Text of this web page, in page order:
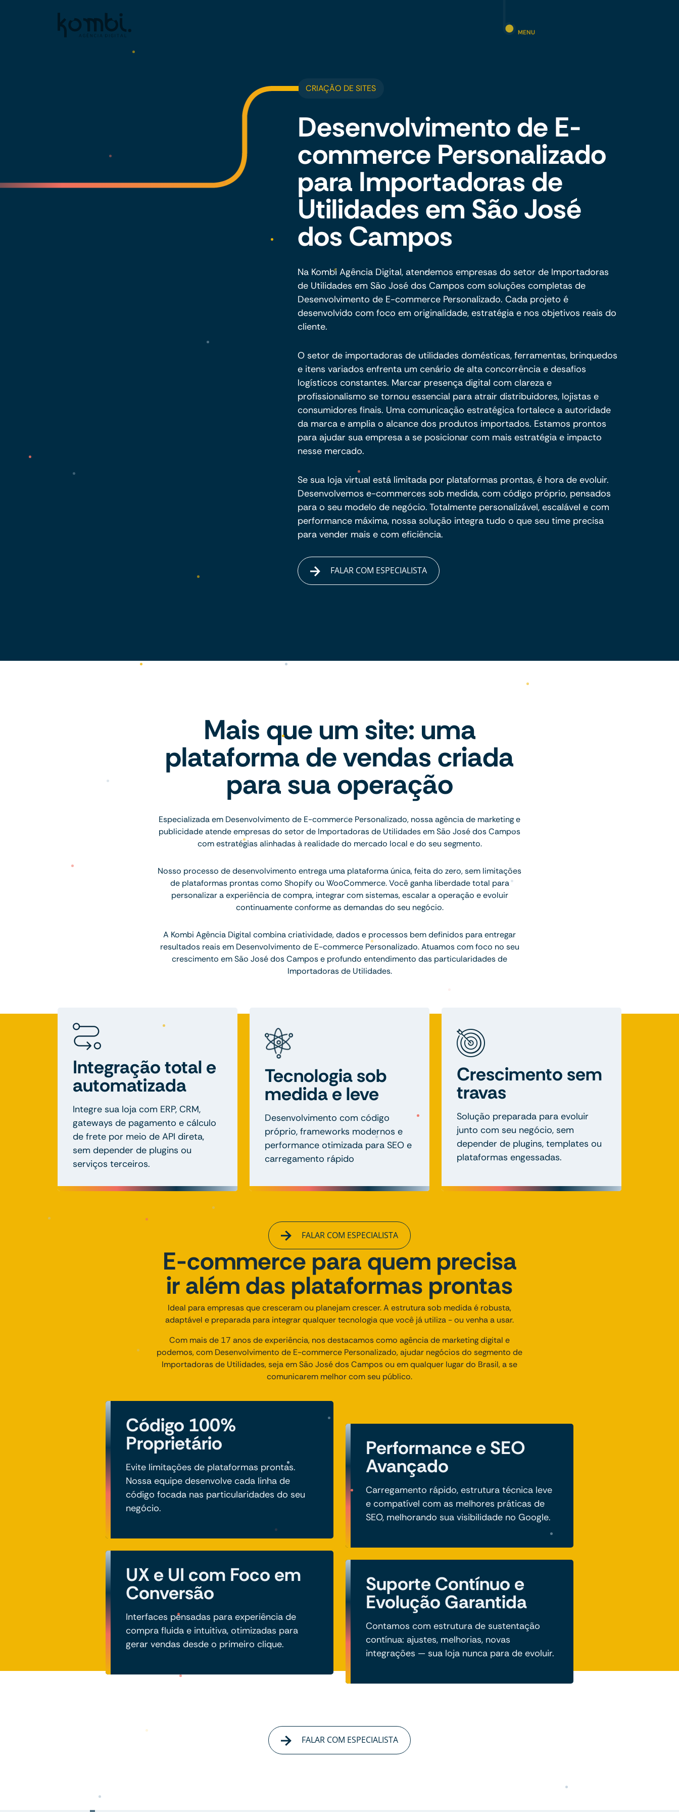
MENU
CRIAÇÃO DE SITES
Desenvolvimento de E-
commerce Personalizado
para Importadoras de
Utilidades em São José
dos Campos
Na Kombi Agência Digital, atendemos empresas do setor de Importadoras
de Utilidades em São José dos Campos com soluções completas de
Desenvolvimento de E-commerce Personalizado. Cada projeto é
desenvolvido com foco em originalidade, estratégia e nos objetivos reais do
cliente.
O setor de importadoras de utilidades domésticas, ferramentas, brinquedos
e itens variados enfrenta um cenário de alta concorrência e desafios
logísticos constantes. Marcar presença digital com clareza e
profissionalismo se tornou essencial para atrair distribuidores, lojistas e
consumidores finais. Uma comunicação estratégica fortalece a autoridade
da marca e amplia o alcance dos produtos importados. Estamos prontos
para ajudar sua empresa a se posicionar com mais estratégia e impacto
nesse mercado.
Se sua loja virtual está limitada por plataformas prontas, é hora de evoluir.
Desenvolvemos e-commerces sob medida, com código próprio, pensados
para o seu modelo de negócio. Totalmente personalizável, escalável e com
performance máxima, nossa solução integra tudo o que seu time precisa
para vender mais e com eficiência.
FALAR COM ESPECIALISTA
Mais que um site: uma
plataforma de vendas criada
para sua operação
Especializada em Desenvolvimento de E-commerce Personalizado, nossa agência de marketing e
publicidade atende empresas do setor de Importadoras de Utilidades em São José dos Campos
com estratégias alinhadas à realidade do mercado local e do seu segmento.
Nosso processo de desenvolvimento entrega uma plataforma única, feita do zero, sem limitações
de plataformas prontas como Shopify ou WooCommerce. Você ganha liberdade total para
personalizar a experiência de compra, integrar com sistemas, escalar a operação e evoluir
continuamente conforme as demandas do seu negócio.
A Kombi Agência Digital combina criatividade, dados e processos bem definidos para entregar
resultados reais em Desenvolvimento de E-commerce Personalizado. Atuamos com foco no seu
crescimento em São José dos Campos e profundo entendimento das particularidades de
Importadoras de Utilidades.
Integração total e
automatizada
Integre sua loja com ERP, CRM,
gateways de pagamento e cálculo
de frete por meio de API direta,
sem depender de plugins ou
serviços terceiros.
Tecnologia sob
medida e leve
Desenvolvimento com código
próprio, frameworks modernos e
performance otimizada para SEO e
carregamento rápido
Crescimento sem
travas
Solução preparada para evoluir
junto com seu negócio, sem
depender de plugins, templates ou
plataformas engessadas.
FALAR COM ESPECIALISTA
E-commerce para quem precisa
ir além das plataformas prontas
Ideal para empresas que cresceram ou planejam crescer. A estrutura sob medida é robusta,
adaptável e preparada para integrar qualquer tecnologia que você já utiliza - ou venha a usar.
Com mais de 17 anos de experiência, nos destacamos como agência de marketing digital e
podemos, com Desenvolvimento de E-commerce Personalizado, ajudar negócios do segmento de
Importadoras de Utilidades, seja em São José dos Campos ou em qualquer lugar do Brasil, a se
comunicarem melhor com seu público.
Código 100%
Proprietário
Evite limitações de plataformas prontas.
Nossa equipe desenvolve cada linha de
código focada nas particularidades do seu
negócio.
UX e UI com Foco em
Conversão
Interfaces pensadas para experiência de
compra fluida e intuitiva, otimizadas para
gerar vendas desde o primeiro clique.
Performance e SEO
Avançado
Carregamento rápido, estrutura técnica leve
e compatível com as melhores práticas de
SEO, melhorando sua visibilidade no Google.
Suporte Contínuo e
Evolução Garantida
Contamos com estrutura de sustentação
contínua: ajustes, melhorias, novas
integrações — sua loja nunca para de evoluir.
FALAR COM ESPECIALISTA